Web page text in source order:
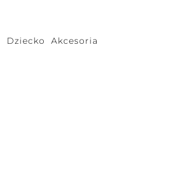
Dziecko Akcesoria